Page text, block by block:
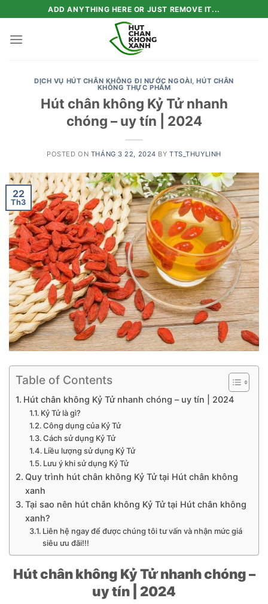
to
content
ADD ANYTHING HERE OR JUST REMOVE IT...
DỊCH VỤ HÚT CHÂN KHÔNG ĐI NƯỚC NGOÀI,HÚT CHÂN
KHÔNG THỰC PHẨM
Hút chân không Kỷ Tử nhanh
chóng – uy tín | 2024
POSTED ON THÁNG 3 22, 2024 BYTTS_THUYLINH
22
Th3
Table of Contents
Hút chân không Kỷ Tử nhanh chóng – uy tín | 2024
Kỷ Tử là gì?
Công dụng của Kỷ Tử
Cách sử dụng Kỷ Tử
Liều lượng sử dụng Kỷ Tử
Lưu ý khi sử dụng Kỷ Tử
Quy trình hút chân không Kỷ Tử tại Hút chân không
xanh
Tại sao nên hút chân không Kỷ Tử tại Hút chân không
xanh?
Liên hệ ngay để được chúng tôi tư vấn và nhận mức giá
siêu ưu đãi!!!
Hút chân không Kỷ Tử nhanh chóng –
uy tín | 2024